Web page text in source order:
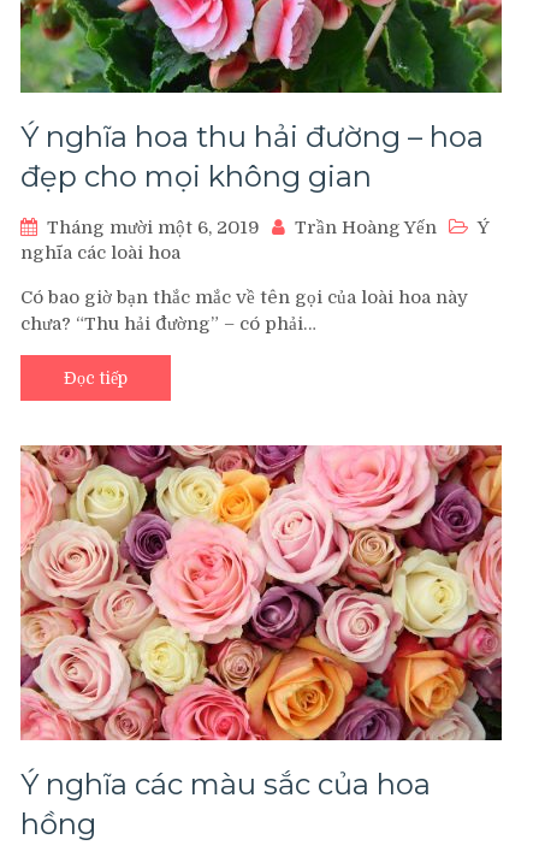
Ý nghĩa hoa thu hải đường – hoa
đẹp cho mọi không gian
Tháng mười một 6, 2019 Trần Hoàng Yến
Ý
nghĩa các loài hoa
Có bao giờ bạn thắc mắc về tên gọi của loài hoa này
chưa? “Thu hải đường” – có phải…
Đọc tiếp
Ý nghĩa các màu sắc của hoa
hồng